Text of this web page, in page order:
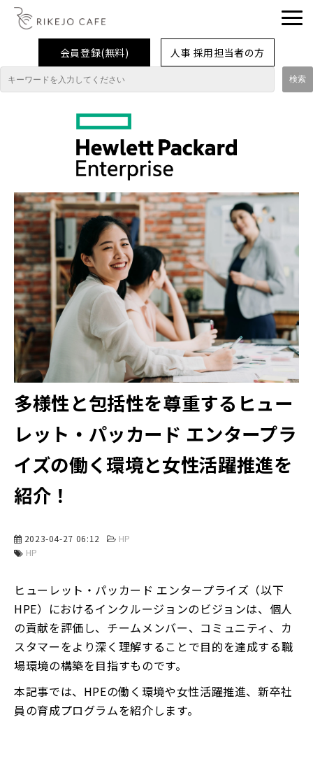
会員登録(無料) 人事 採用担当者の方
理系女子応援企業・団体
イベント
企業取材レポート
就活情報
大学生活
コラム・特集
インターンシップ体験談
多様性と包括性を尊重するヒュー
レット・パッカード エンタープラ
イズの働く環境と女性活躍推進を
紹介！
2023-04-27 06:12
HP
HP
ヒューレット・パッカード エンタープライズ（以下
HPE）におけるインクルージョンのビジョンは、個人
の貢献を評価し、チームメンバー、コミュニティ、カ
スタマーをより深く理解することで目的を達成する職
場環境の構築を目指すものです。
本記事では、HPEの働く環境や女性活躍推進、新卒社
員の育成プログラムを紹介します。